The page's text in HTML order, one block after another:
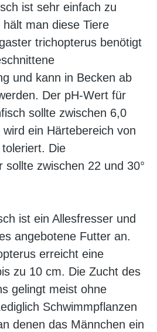
ist sehr einfach zu
man diese Tiere
trichopterus benötigt
und kann in Becken ab
Der pH-Wert für
sollte zwischen 6,0
ein Härtebereich von
Die
sollte zwischen 22 und 30°
ist ein Allesfresser und
angebotene Futter an.
erreicht eine
zu 10 cm. Die Zucht des
gelingt meist ohne
Schwimmpflanzen
denen das Männchen ein